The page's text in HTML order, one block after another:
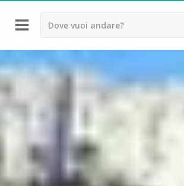
Indietro
Cantine da visitare e degustazioni
Cantine da visitare e degustazioni
Cantine da visitare e degustazioni
Cantine da visitare e degustazioni
Cantine da visitare e degustazioni
Champagne